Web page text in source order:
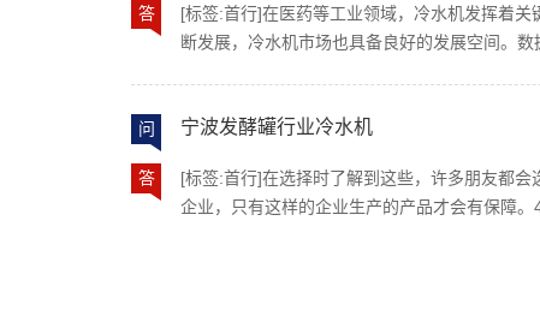
利磁悬浮离心式机组） 风冷热泵 工作原理 风
压缩式制冷循环），其主要组成部分包括压缩
气体。○高温高压的冷媒进入冷凝器（此时充当
引入的室外空气进行热交换，将热量排放到空气
经过节流装置降压后，液态冷媒进入蒸发器（
答
[标签:首行]在医药等工业领域，冷水机发挥着
断发展，冷水机市场也具备良好的发展空间。
作。若是长期压力过高，会导致压缩机运行电流
要构成部件使用了螺杆式压缩机，所以名称可
冷冻出水温度范围为3℃~20℃，采用半封闭式压
问 宁波发酵罐行业冷水机
答
[标签:首行]在选择时了解到这些，许多朋友都会
企业，只有这样的企业生产的产品才会有保障